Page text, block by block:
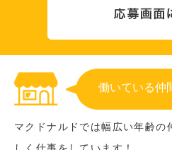
働いている仲
マクドナルドでは幅広い年齢の